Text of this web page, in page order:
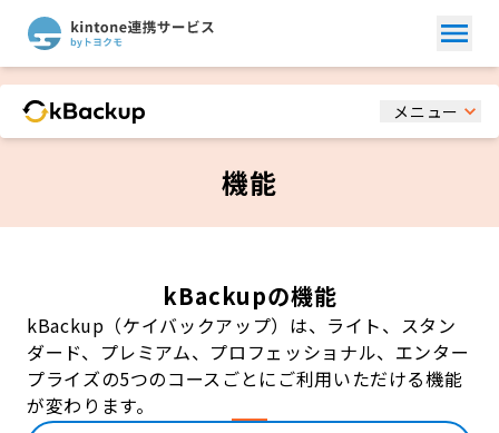
メニュー
機能
kBackupの機能
kBackup（ケイバックアップ）は、ライト、スタン
ダード、プレミアム、プロフェッショナル、エンター
プライズの5つのコースごとにご利用いただける機能
が変わります。